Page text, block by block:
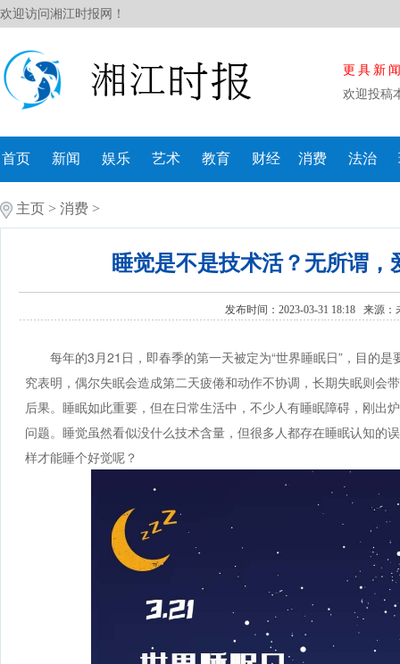
欢迎访问湘江时报网！
更具新
欢迎投稿
首页 新闻 娱乐 艺术 教育 财经 消费 法治
主页 > 消费 >
睡觉是不是技术活？无所谓
发布时间：2023-03-31 18:18 来源：
每年的3月21日，即春季的第一天被定为“世界睡眠日”，目的
究表明，偶尔失眠会造成第二天疲倦和动作不协调，长期失眠则会
后果。睡眠如此重要，但在日常生活中，不少人有睡眠障碍，刚出
问题。睡觉虽然看似没什么技术含量，但很多人都存在睡眠认知的
样才能睡个好觉呢？